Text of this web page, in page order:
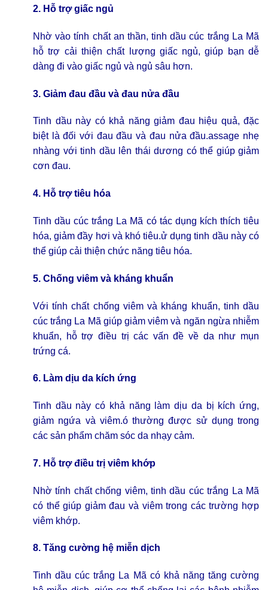
2. Hỗ trợ giấc ngủ
Nhờ vào tính chất an thần, tinh dầu cúc trắng La Mã
hỗ trợ cải thiện chất lượng giấc ngủ, giúp bạn dễ
dàng đi vào giấc ngủ và ngủ sâu hơn.
3. Giảm đau đầu và đau nửa đầu
Tinh dầu này có khả năng giảm đau hiệu quả, đặc
biệt là đối với đau đầu và đau nửa đầu.assage nhẹ
nhàng với tinh dầu lên thái dương có thể giúp giảm
cơn đau.
4. Hỗ trợ tiêu hóa
Tinh dầu cúc trắng La Mã có tác dụng kích thích tiêu
hóa, giảm đầy hơi và khó tiêu.ử dụng tinh dầu này có
thể giúp cải thiện chức năng tiêu hóa.
5. Chống viêm và kháng khuẩn
Với tính chất chống viêm và kháng khuẩn, tinh dầu
cúc trắng La Mã giúp giảm viêm và ngăn ngừa nhiễm
khuẩn, hỗ trợ điều trị các vấn đề về da như mụn
trứng cá.
6. Làm dịu da kích ứng
Tinh dầu này có khả năng làm dịu da bị kích ứng,
giảm ngứa và viêm.ó thường được sử dụng trong
các sản phẩm chăm sóc da nhạy cảm.
7. Hỗ trợ điều trị viêm khớp
Nhờ tính chất chống viêm, tinh dầu cúc trắng La Mã
có thể giúp giảm đau và viêm trong các trường hợp
viêm khớp.
8. Tăng cường hệ miễn dịch
Tinh dầu cúc trắng La Mã có khả năng tăng cường